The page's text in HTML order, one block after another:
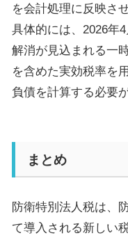
を会計処理に反映さ
具体的には、 2026年4
解消が見込まれる一
を含めた実効税率を
負債を計算する必要
まとめ
防衛特別法人税は、
て導入される新しい